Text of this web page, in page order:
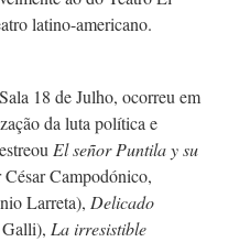
latino-americano.
18 de Julho, ocorreu em
da luta política e
El señor Puntila y su
Campodónico,
Larreta), Delicado
La irresistible